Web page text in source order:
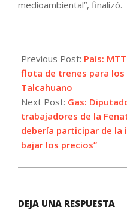
medioambiental”, finalizó.
10-
26
Previous Post: País:
flota de trenes para los
Talcahuano
Next Post: Gas:
trabajadores de la
debería participar de la
bajar los precios”
DEJA UNA RESPUESTA